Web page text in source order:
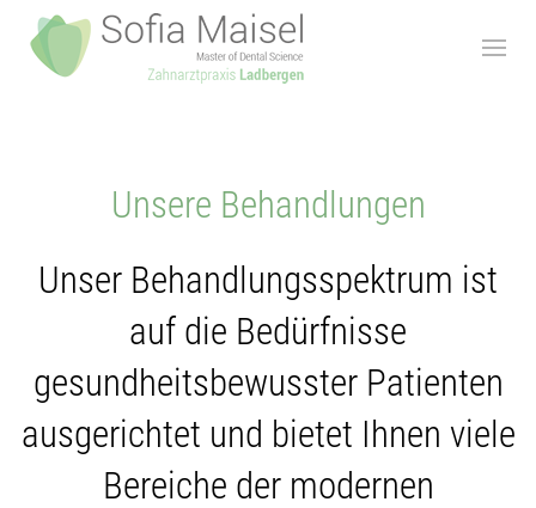
Unsere Behandlungen
Unser Behandlungsspektrum ist
auf die Bedürfnisse
gesundheitsbewusster Patienten
ausgerichtet und bietet Ihnen viele
Bereiche der modernen